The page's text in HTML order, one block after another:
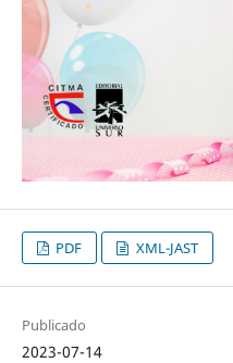
PDF XML-JAST
Publicado
2023-07-14